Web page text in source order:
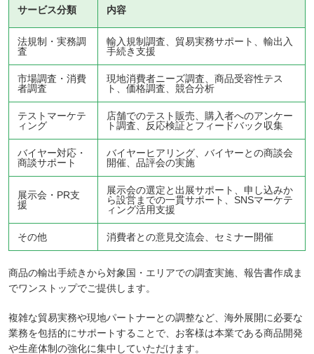
サービス分類 内容
法規制・実務調
査
輸入規制調査、貿易実務サポート、輸出入
手続き支援
市場調査・消費
者調査
現地消費者ニーズ調査、商品受容性テス
ト、価格調査、競合分析
テストマーケテ
ィング
店舗でのテスト販売、購入者へのアンケー
ト調査、反応検証とフィードバック収集
バイヤー対応・
商談サポート
バイヤーヒアリング、バイヤーとの商談会
開催、品評会の実施
展示会・PR支
援
展示会の選定と出展サポート、申し込みか
ら設営までの一貫サポート、SNSマーケテ
ィング活用支援
その他 消費者との意見交流会、セミナー開催
商品の輸出手続きから対象国・エリアでの調査実施、報告書作成ま
でワンストップでご提供します。
複雑な貿易実務や現地パートナーとの調整など、海外展開に必要な
業務を包括的にサポートすることで、お客様は本業である商品開発
や生産体制の強化に集中していただけます。